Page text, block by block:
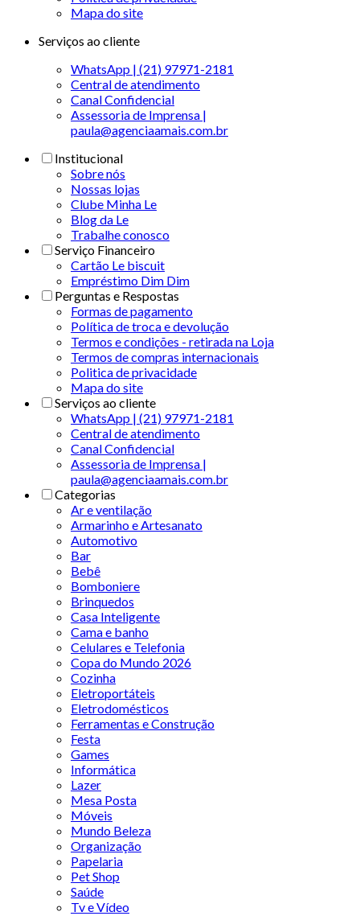
Mapa do site
Serviços ao cliente
WhatsApp | (21) 97971-2181
Central de atendimento
Canal Confidencial
Assessoria de Imprensa |
paula@agenciaamais.com.br
Institucional
Sobre nós
Nossas lojas
Clube Minha Le
Blog da Le
Trabalhe conosco
Serviço Financeiro
Cartão Le biscuit
Empréstimo Dim Dim
Perguntas e Respostas
Formas de pagamento
Política de troca e devolução
Termos e condições - retirada na Loja
Termos de compras internacionais
Politica de privacidade
Mapa do site
Serviços ao cliente
WhatsApp | (21) 97971-2181
Central de atendimento
Canal Confidencial
Assessoria de Imprensa |
paula@agenciaamais.com.br
Categorias
Ar e ventilação
Armarinho e Artesanato
Automotivo
Bar
Bebê
Bomboniere
Brinquedos
Casa Inteligente
Cama e banho
Celulares e Telefonia
Copa do Mundo 2026
Cozinha
Eletroportáteis
Eletrodomésticos
Ferramentas e Construção
Festa
Games
Informática
Lazer
Mesa Posta
Móveis
Mundo Beleza
Organização
Papelaria
Pet Shop
Saúde
Tv e Vídeo